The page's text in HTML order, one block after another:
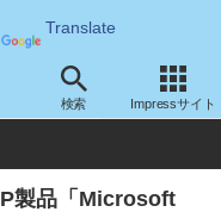
Translate
検索 Impressサイト
基幹業務
製品「Microsoft